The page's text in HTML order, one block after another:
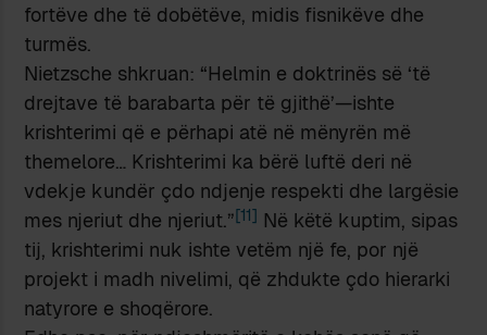
fortëve dhe të dobëtëve, midis fisnikëve dhe
turmës.
Nietzsche shkruan: “Helmin e doktrinës së ‘të
drejtave të barabarta për të gjithë’—ishte
krishterimi që e përhapi atë në mënyrën më
themelore… Krishterimi ka bërë luftë deri në
vdekje kundër çdo ndjenje respekti dhe largësie
mes njeriut dhe njeriut.”[11] Në këtë kuptim, sipas
tij, krishterimi nuk ishte vetëm një fe, por një
projekt i madh nivelimi, që zhdukte çdo hierarki
natyrore e shoqërore.